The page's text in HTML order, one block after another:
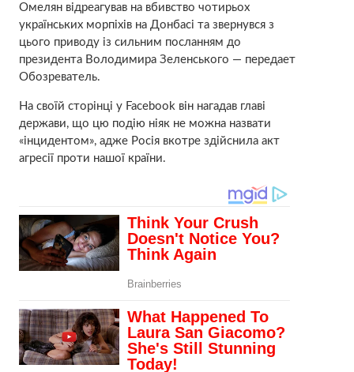
Омелян відреагував на вбивство чотирьох
українських морпіхів на Донбасі та звернувся з
цього приводу із сильним посланням до
президента Володимира Зеленського — передает
Обозреватель.
На своїй сторінці у Facebook він нагадав главі
держави, що цю подію ніяк не можна назвати
«інцидентом», адже Росія вкотре здійснила акт
агресії проти нашої країни.